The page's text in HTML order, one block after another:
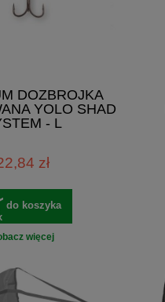
DOZBROJKA
YOLO SHAD
- L
zł
do koszyka
więcej